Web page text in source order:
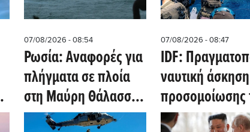
07/08/2026 - 08:54
Ρωσία: Αναφορές για
πλήγματα σε πλοία
στη Μαύρη Θάλασσα
με στρατιωτικά
07/08/2026 - 08:47
IDF:
ναυτική άσκηση
προσομοίωσης
Ερυθράς